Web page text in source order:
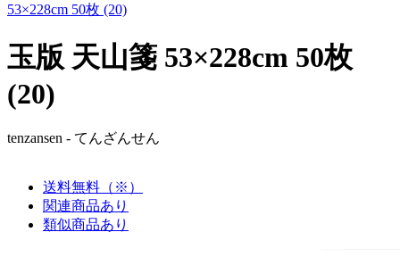
53×228cm 50枚 (20)
玉版 天山箋 53×228cm 50枚
(20)
tenzansen - てんざんせん
送料無料（※）
関連商品あり
類似商品あり